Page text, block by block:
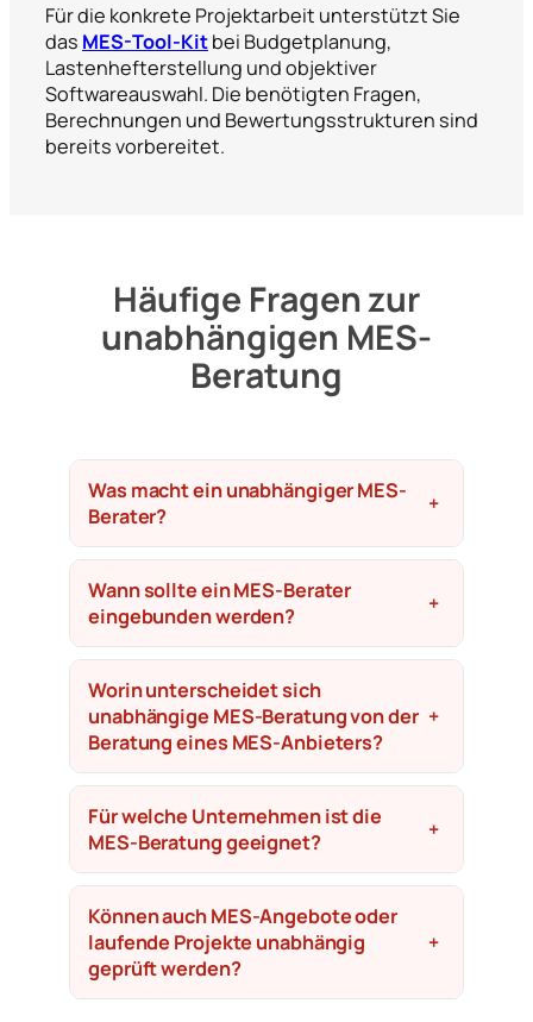
Für die konkrete Projektarbeit unterstützt Sie
das MES-Tool-Kitbei Budgetplanung,
Lastenhefterstellung und objektiver
Softwareauswahl. Die benötigten Fragen,
Berechnungen und Bewertungsstrukturen sind
bereits vorbereitet.
Häufige Fragen zur
unabhängigen MES-
Beratung
Was macht ein unabhängiger MES-
Berater?
+
Wann sollte ein MES-Berater
eingebunden werden?
+
Worin unterscheidet sich
unabhängige MES-Beratung von der
Beratung eines MES-Anbieters?
+
Für welche Unternehmen ist die
MES-Beratung geeignet?
+
Können auch MES-Angebote oder
laufende Projekte unabhängig
geprüft werden?
+